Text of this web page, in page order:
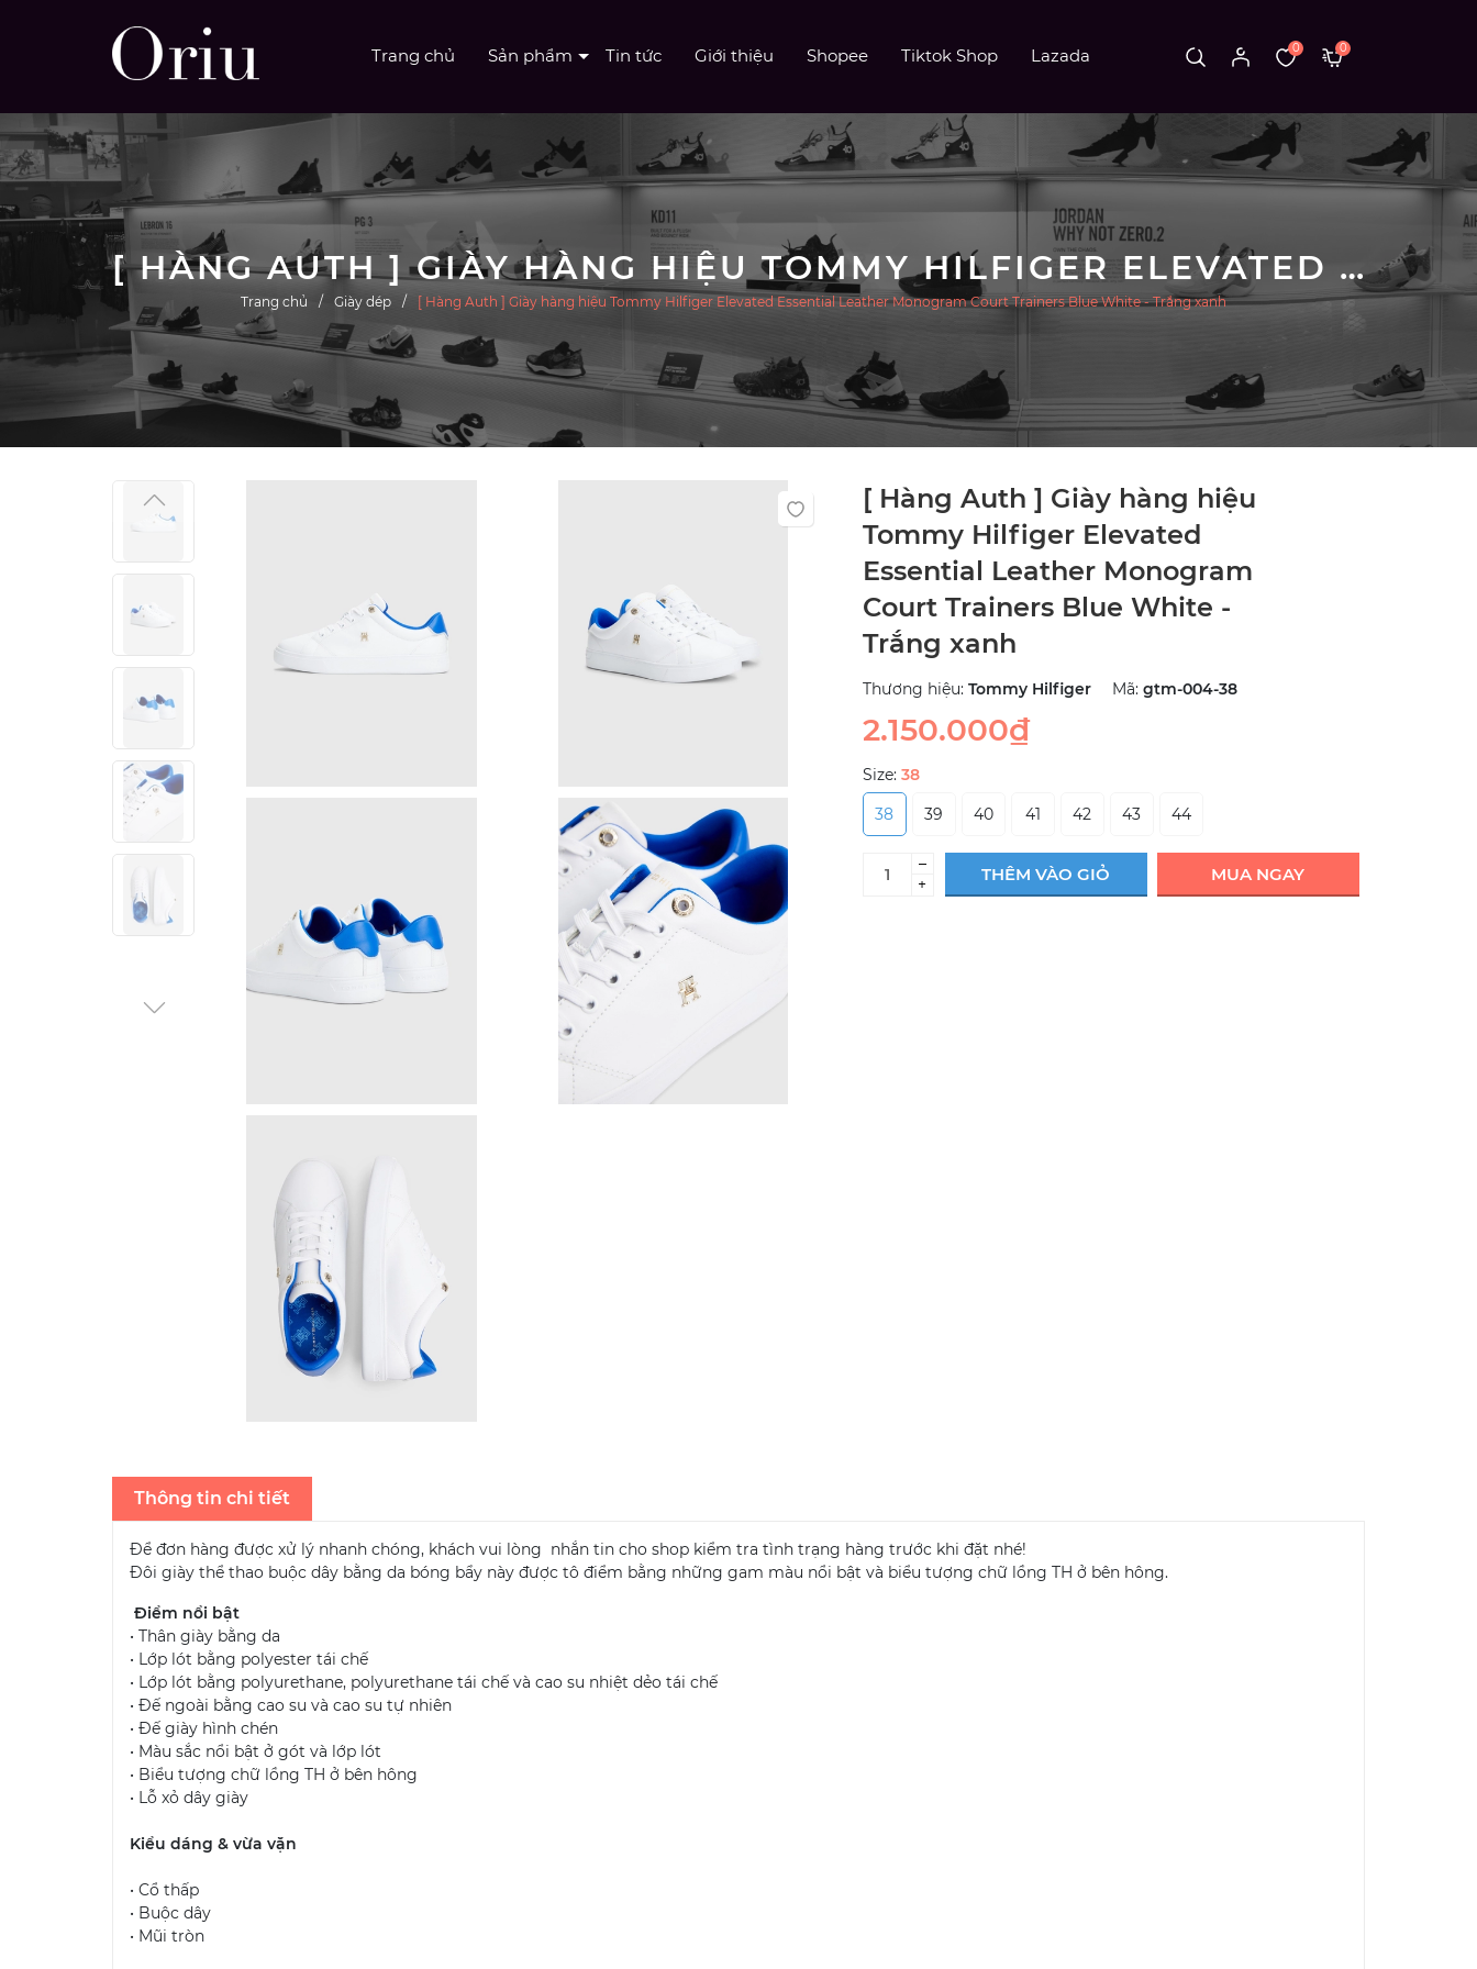
Trang chủ Sản phẩm Tin tức Giới thiệu Shopee Tiktok Shop Lazada 0 0
[ HÀNG AUTH ] GIÀY HÀNG HIỆU TOMMY HILFIGER ELEVATED ESSENTIAL LEATHER MONOGRAM COURT TRAINERS BLUE WHITE - TRẮNG XANH
Trang chủ Giày dép [ Hàng Auth ] Giày hàng hiệu Tommy Hilfiger Elevated Essential Leather Monogram Court Trainers Blue White - Trắng xanh
[ Hàng Auth ] Giày hàng hiệu
Tommy Hilfiger Elevated
Essential Leather Monogram
Court Trainers Blue White -
Trắng xanh
Thương hiệu: Tommy Hilfiger Mã: gtm-004-38
2.150.000₫
Size: 38
38
39 40 41 42 43 44
–
+
THÊM VÀO GIỎ MUA NGAY
Thông tin chi tiết
Để đơn hàng được xử lý nhanh chóng, khách vui lòng nhắn tin cho shop kiểm tra tình trạng hàng trước khi đặt nhé!
Đôi giày thể thao buộc dây bằng da bóng bẩy này được tô điểm bằng những gam màu nổi bật và biểu tượng chữ lồng TH ở bên hông.
Điểm nổi bật
• Thân giày bằng da
• Lớp lót bằng polyester tái chế
• Lớp lót bằng polyurethane, polyurethane tái chế và cao su nhiệt dẻo tái chế
• Đế ngoài bằng cao su và cao su tự nhiên
• Đế giày hình chén
• Màu sắc nổi bật ở gót và lớp lót
• Biểu tượng chữ lồng TH ở bên hông
• Lỗ xỏ dây giày
Kiểu dáng & vừa vặn
• Cổ thấp
• Buộc dây
• Mũi tròn